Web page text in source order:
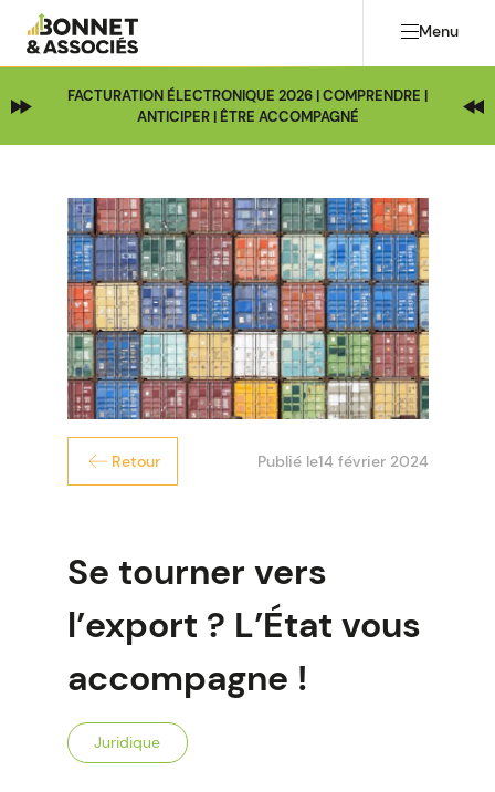
Menu
FACTURATION ÉLECTRONIQUE 2026 | COMPRENDRE |
ANTICIPER | ÊTRE ACCOMPAGNÉ
Retour Publié le14 février 2024
Se tourner vers
l’export ? L’État vous
accompagne !
Juridique